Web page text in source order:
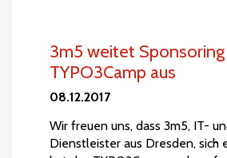
3m5 weitet
TYPO3Camp aus
08.12.2017
Wir freuen uns, dass 3m5, IT-
Dienstleister aus Dresden, sich